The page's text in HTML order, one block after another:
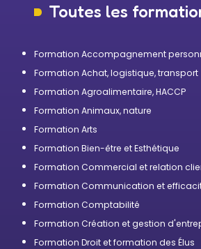
Toutes les
Formation Accompagnement
Formation Achat, logistique, transport
Formation Agroalimentaire, HACCP
Formation Animaux, nature
Formation Arts
Formation Bien-être et Esthétique
Formation Commercial et relation
Formation Communication et
Formation Comptabilité
Formation Création et gestion
Formation Droit et formation des Élus